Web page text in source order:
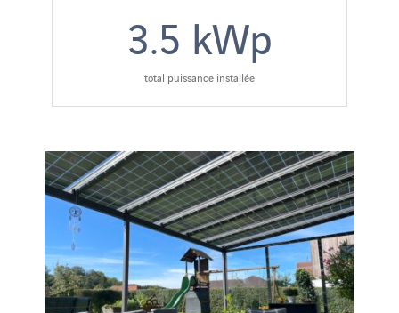
3.5 kWp
total puissance installée